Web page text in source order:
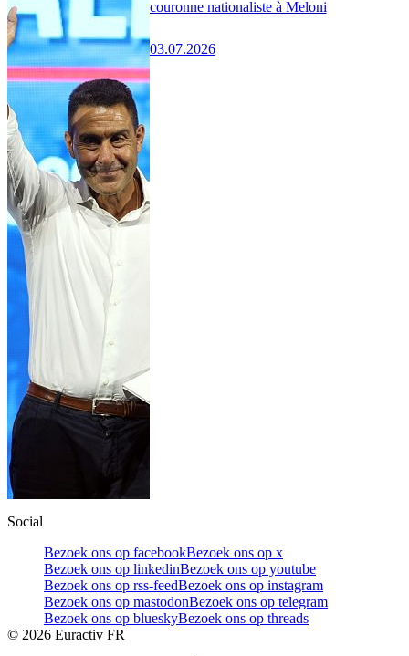
couronne nationaliste à Meloni
03.07.2026
Social
Bezoek ons op facebookBezoek ons op x
Bezoek ons op linkedinBezoek ons op youtube
Bezoek ons op rss-feedBezoek ons op instagram
Bezoek ons op mastodonBezoek ons op telegram
Bezoek ons op blueskyBezoek ons op threads
© 2026 Euractiv FR